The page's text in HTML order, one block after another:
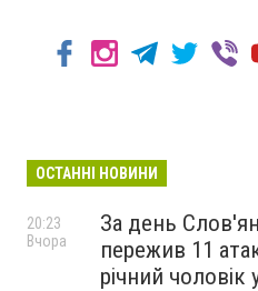
ОСТАННІ НОВИНИ
За день
пережив 11
річний чоловік
20:23
Вчора